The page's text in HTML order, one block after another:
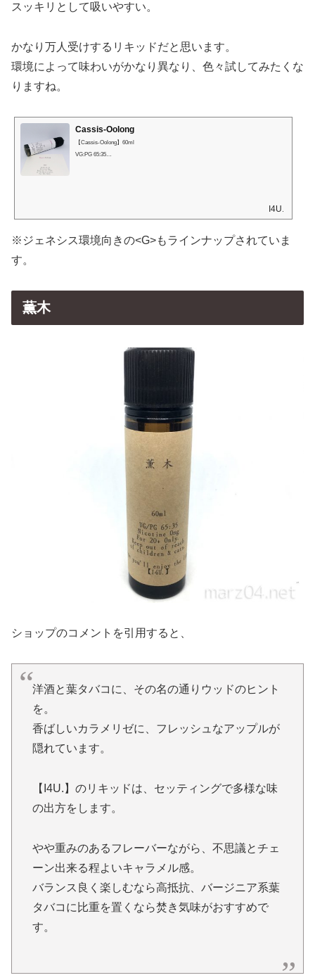
スッキリとして吸いやすい。
かなり万人受けするリキッドだと思います。
環境によって味わいがかなり異なり、色々試してみたくな
りますね。
Cassis-Oolong
【Cassis-Oolong】60ml
VG:PG 65:35
I4U.
※ジェネシス環境向きの<G>もラインナップされていま
す。
薫木
ショップのコメントを引用すると、
洋酒と葉タバコに、その名の通りウッドのヒント
を。
香ばしいカラメリゼに、フレッシュなアップルが
隠れています。
【I4U.】のリキッドは、セッティングで多様な味
の出方をします。
やや重みのあるフレーバーながら、不思議とチェ
ーン出来る程よいキャラメル感。
バランス良く楽しむなら高抵抗、バージニア系葉
タバコに比重を置くなら焚き気味がおすすめで
す。